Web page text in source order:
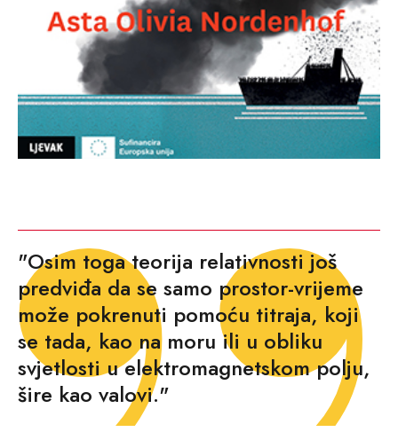
"Osim toga teorija relativnosti još
predviđa da se samo prostor-vrijeme
može pokrenuti pomoću titraja, koji
se tada, kao na moru ili u obliku
svjetlosti u elektromagnetskom polju,
šire kao valovi."